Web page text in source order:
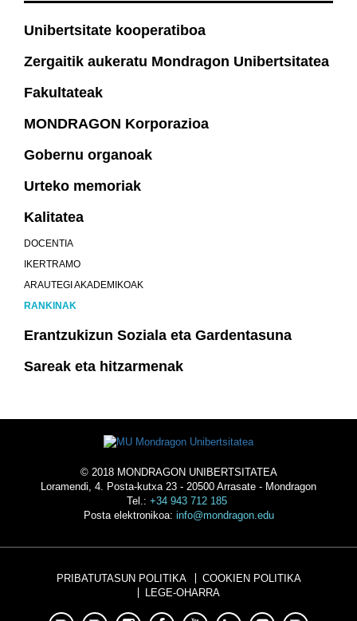
Unibertsitate kooperatiboa
Zergaitik aukeratu Mondragon Unibertsitatea
Fakultateak
MONDRAGON Korporazioa
Gobernu organoak
Urteko memoriak
Kalitatea
DOCENTIA
IKERTRAMO
ARAUTEGI AKADEMIKOAK
RANKINAK
Erantzukizun Soziala eta Gardentasuna
Sareak eta hitzarmenak
© 2018 MONDRAGON UNIBERTSITATEA
Loramendi, 4. Posta-kutxa 23 - 20500 Arrasate - Mondragon
Tel.: +34 943 712 185
Posta elektronikoa: info@mondragon.edu
PRIBATUTASUN POLITIKA
COOKIEN POLITIKA
LEGE-OHARRA